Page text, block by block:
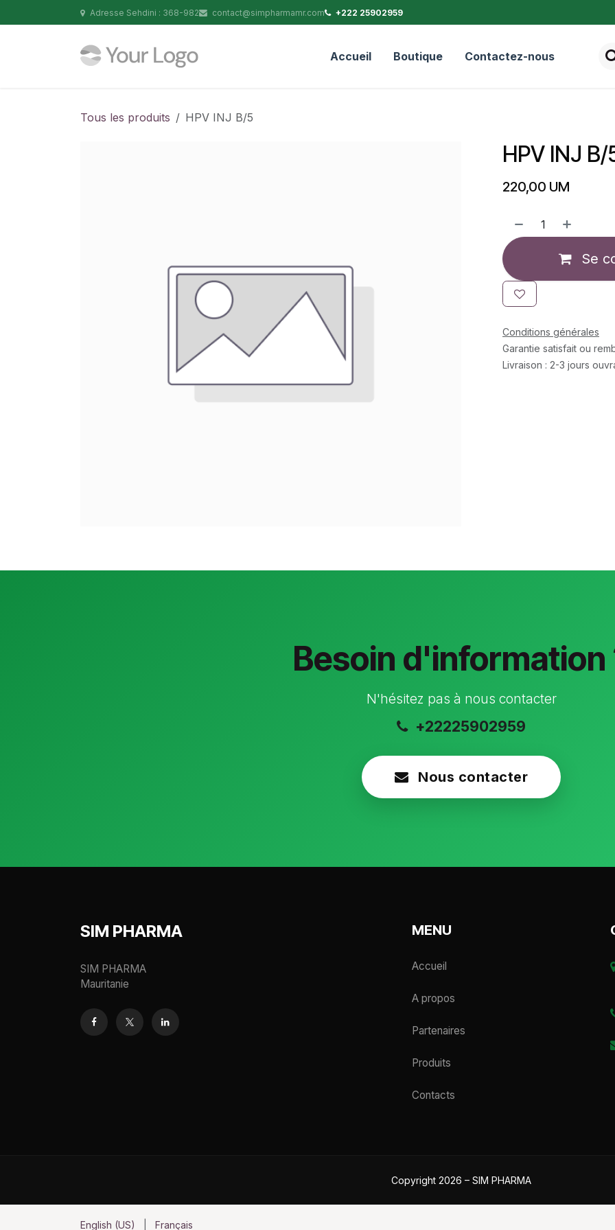
Se rendre au contenuAdresse Sehdini : 368-982 contact@simpharmamr.com +222 25902959
Accueil Boutique Contactez-nous
Tous les produits HPV INJ B/5
HPV INJ B/
220,00 UM
Se
Conditions générales
Garantie satisfait ou
Livraison : 2-3 jours
Besoin d'information
N'hésitez pas à nous contacter
+22225902959
Nous contacter
SIM PHARMA
SIM PHARMA
Mauritanie
MENU
Accueil
A propos
Partenaires
Produits
Contacts
Copyright 2026 – SIM PHARMA
English (US) Français